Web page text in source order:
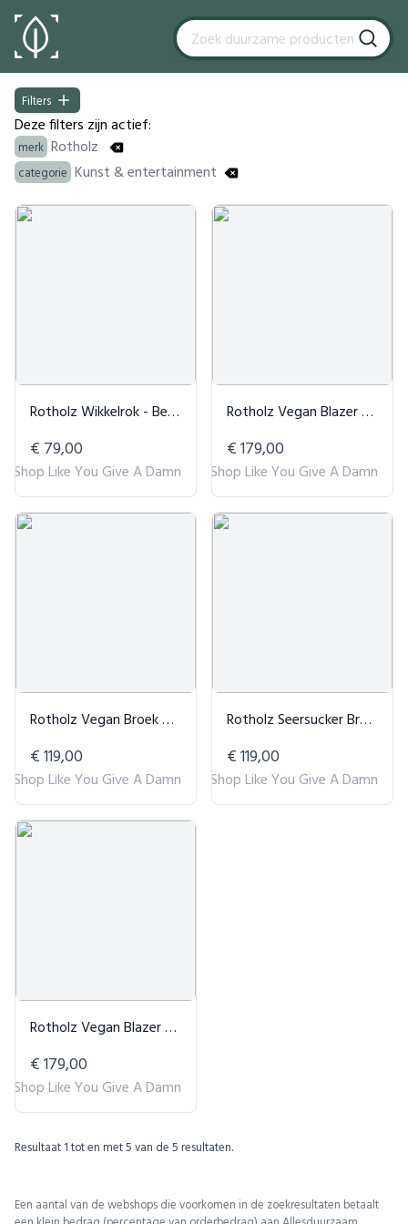
Filters
Filters
Deze filters zijn actief:
merk Rotholz
categorie Kunst & entertainment
Products
Rotholz Wikkelrok - Beige Gestreept
€ 79,00
Shop Like You Give A Damn
Rotholz Vegan Blazer Marineblauw
€ 179,00
Shop Like You Give A Damn
Rotholz Vegan Broek Donkerblauw
€ 119,00
Shop Like You Give A Damn
Rotholz Seersucker Broek Marineblauw
€ 119,00
Shop Like You Give A Damn
Rotholz Vegan Blazer - Beige
€ 179,00
Shop Like You Give A Damn
Resultaat 1tot en met5 van de 5 resultaten.
Een aantal van de webshops die voorkomen in de zoekresultaten betaalt